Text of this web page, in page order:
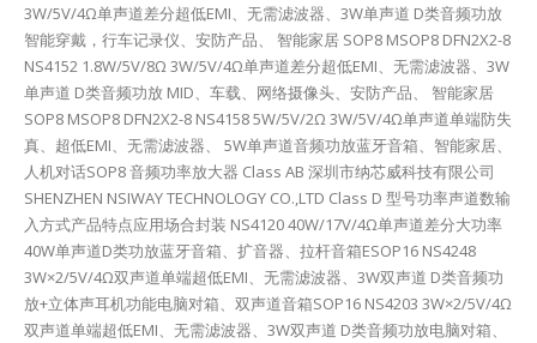
3W/5V/4Ω单声道差分超低EMI、无需滤波器、3W单声道 D类音频功放
智能穿戴，行车记录仪、安防产品、 智能家居 SOP8 MSOP8 DFN2X2-8
NS4152 1.8W/5V/8Ω 3W/5V/4Ω单声道差分超低EMI、无需滤波器、3W
单声道 D类音频功放 MID、车载、网络摄像头、安防产品、 智能家居
SOP8 MSOP8 DFN2X2-8 NS4158 5W/5V/2Ω 3W/5V/4Ω单声道单端防失
真、超低EMI、无需滤波器、 5W单声道音频功放蓝牙音箱、智能家居、
人机对话SOP8 音频功率放大器 Class AB 深圳市纳芯威科技有限公司
SHENZHEN NSIWAY TECHNOLOGY CO.,LTD Class D 型号功率声道数输
入方式产品特点应用场合封装 NS4120 40W/17V/4Ω单声道差分大功率
40W单声道D类功放蓝牙音箱、扩音器、拉杆音箱ESOP16 NS4248
3W×2/5V/4Ω双声道单端超低EMI、无需滤波器、3W双声道 D类音频功
放+立体声耳机功能电脑对箱、双声道音箱SOP16 NS4203 3W×2/5V/4Ω
双声道单端超低EMI、无需滤波器、3W双声道 D类音频功放电脑对箱、